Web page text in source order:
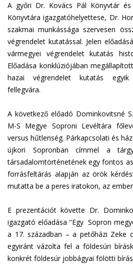
A győri Dr. Kovács Pál Könyvtár
Könyvtára igazgatóhelyettese, Dr.
szakmai munkássága szervesen
végrendelet kutatással. Jelen
vármegyei végrendelet kutatás
Előadása konklúziójában
hazai végrendelet kutatás egyik
fellegvára.
A következő előadó Dominkovitsné
M-S Megye Soproni Levéltára
versus hűtlenség. Párkapcsolati és
újkori Sopronban címmel a
társadalomtörténetének egy fontos
forrásfeltárás alapján az örök
mutatta be a peres iratokon, az
E prezentációt követte Dr.
igazgató előadása "Egy Sopron
a 17. században – a petőházi Zeke
egyiránt vázolta fel a földesúri
konkrét földesúr jobbágyai fölötti